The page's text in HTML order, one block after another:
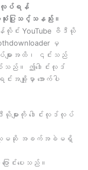
ဒ်လုပ်ရန်
သုံးပြုသင့်သနည်း။
လိုင်း YouTube ဗီဒီယို
မှ
ျားအထိ၊ ၎င်းသည်
ည်။ ဤဒေါင်းလုဒ်
အချို့မှာ အောက်ပါ
များကို ဒေါင်းလုဒ်လုပ်
မဆို အခက်အခဲမရှိ
ာင်းပေးသည်။